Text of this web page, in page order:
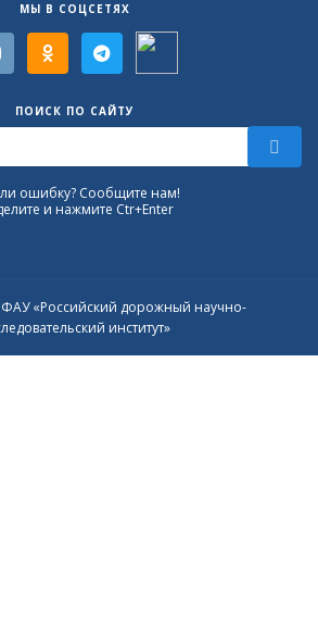
МЫ В СОЦСЕТЯХ
ПОИСК ПО САЙТУ
ошибку? Сообщите нам!
и нажмите Ctr+Enter
«Российский дорожный научно-
институт»